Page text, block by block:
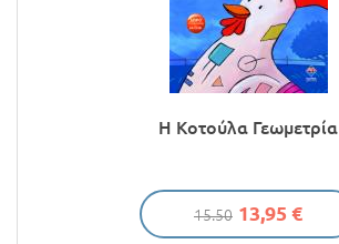
Η Κοτούλα Γεωμετρία
15.50 13,95 €